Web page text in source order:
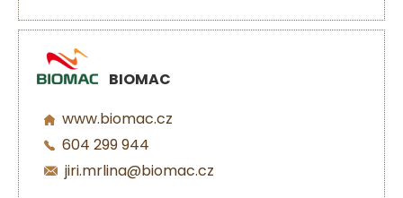
BIOMAC
www.biomac.cz
604 299 944
jiri.mrlina@biomac.cz